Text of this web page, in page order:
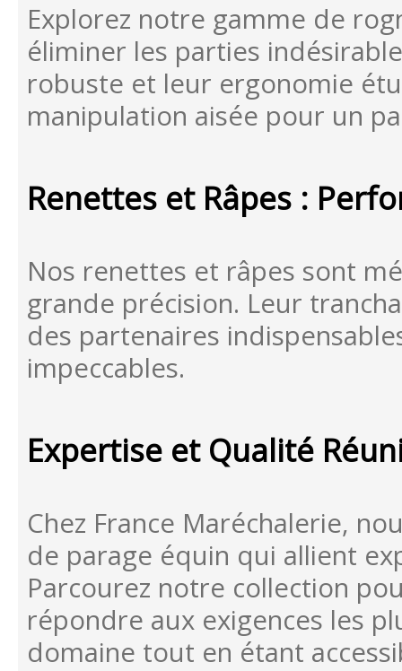
Explorez notre gamme de
éliminer les parties
robuste et leur ergonomie
manipulation aisée pour un
Renettes et Râpes :
Nos renettes et râpes sont
grande précision. Leur
des partenaires
impeccables.
Expertise et Qualité
Chez France Maréchalerie,
de parage équin qui allient
Parcourez notre collection
répondre aux exigences les
domaine tout en étant